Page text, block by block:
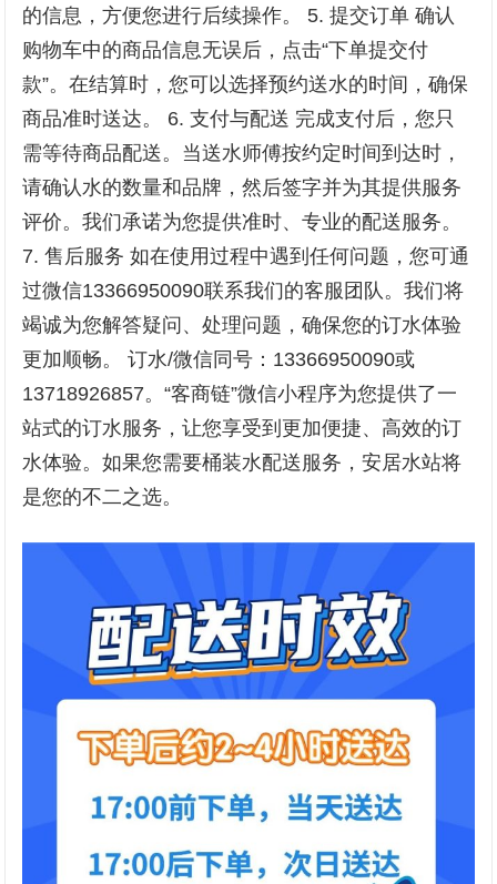
的信息，方便您进行后续操作。 5. 提交订单 确认
购物车中的商品信息无误后，点击“下单提交付
款”。在结算时，您可以选择预约送水的时间，确保
商品准时送达。 6. 支付与配送 完成支付后，您只
需等待商品配送。当送水师傅按约定时间到达时，
请确认水的数量和品牌，然后签字并为其提供服务
评价。我们承诺为您提供准时、专业的配送服务。
7. 售后服务 如在使用过程中遇到任何问题，您可通
过微信13366950090联系我们的客服团队。我们将
竭诚为您解答疑问、处理问题，确保您的订水体验
更加顺畅。 订水/微信同号：13366950090或
13718926857。“客商链”微信小程序为您提供了一
站式的订水服务，让您享受到更加便捷、高效的订
水体验。如果您需要桶装水配送服务，安居水站将
是您的不二之选。